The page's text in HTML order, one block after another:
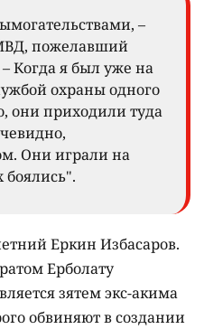
–
пожелавший
Когда я был уже на
охраны одного
они приходили туда
Они играли на
Еркин Избасаров.
Ерболату
зятем экс-акима
обвиняют в создании